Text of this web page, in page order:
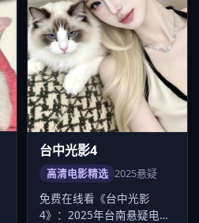
台中光影4
高清电影精选 2025悬疑
免费在线看《台中光影
4》：2025年台南悬疑电